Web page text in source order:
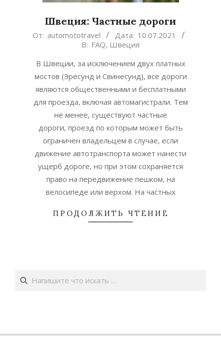
Швеция: Частные дороги
2021-
10
От: automototravel Дата: 10.07.2021
В: FAQ, Швеция
В Швеции, за исключением двух платных
мостов (Эресунд и Свинесунд), все дороги
являются общественными и бесплатными
для проезда, включая автомагистрали. Тем
не менее, существуют частные
дороги, проезд по которым может быть
ограничен владельцем в случае, если
движение автотранспорта может нанести
ущерб дороге, но при этом сохраняется
право на передвижение пешком, на
велосипеде или верхом. На частных
ПРОДОЛЖИТЬ ЧТЕНИЕ
Поиск